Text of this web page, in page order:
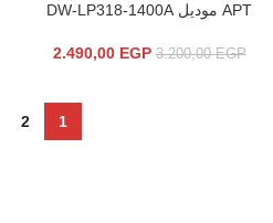
APT موديل DW-LP318-1400A
3.200,00EGP
2.490,00 EGP
1
2